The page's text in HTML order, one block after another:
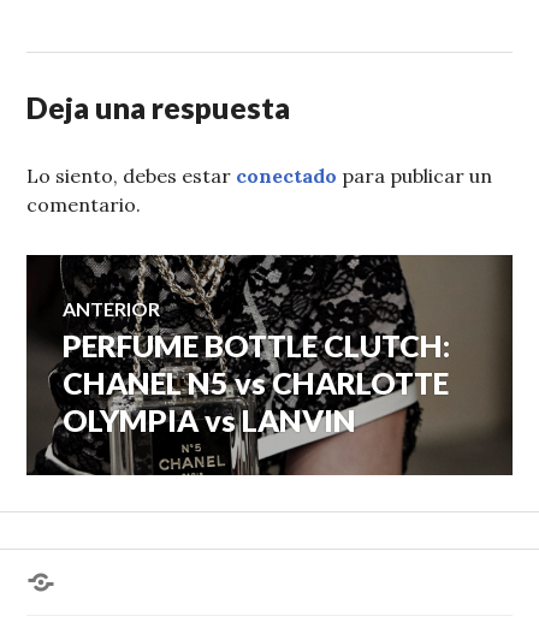
Deja una respuesta
Lo siento, debes estar conectado para publicar un
comentario.
Navegación
de
entradas
ANTERIOR
Entrada
anterior:
PERFUME BOTTLE CLUTCH:
CHANEL N5 vs CHARLOTTE
OLYMPIA vs LANVIN